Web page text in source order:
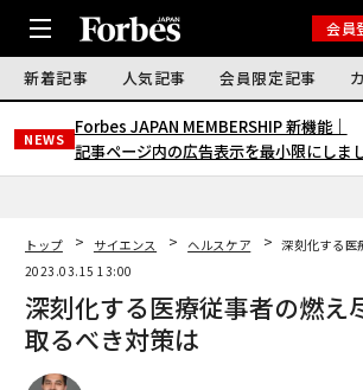
会員
新着記事 人気記事 会員限定記事
NEWS
Forbes JAPAN MEMBERSHIP 新機能｜
記事ページ内の広告表示を最小限にしま
トップ サイエンス ヘルスケア
深刻化する医
2023.03.15 13:00
深刻化する医療従事者の燃え
取るべき対策は